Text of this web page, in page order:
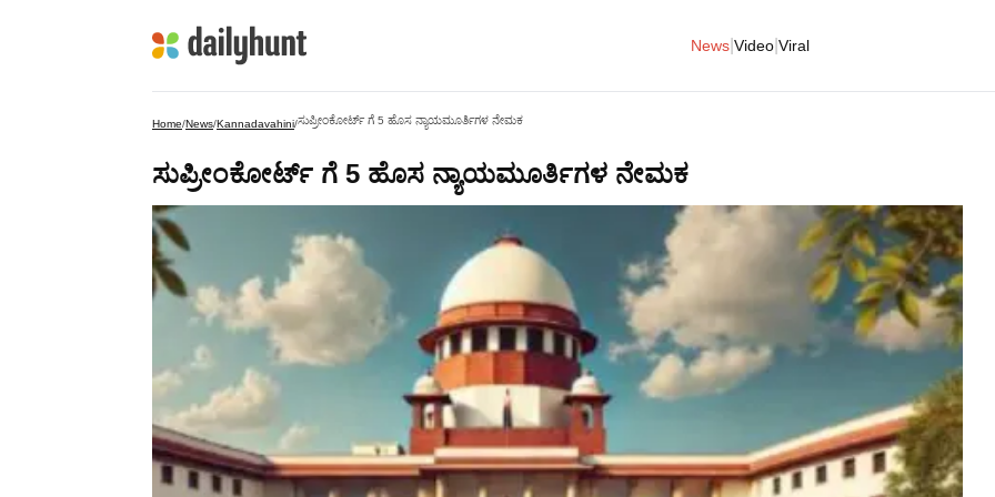
News Video Viral
Home/News/Kannadavahini/ಸುಪ್ರೀಂಕೋರ್ಟ್‌ ಗೆ 5 ಹೊಸ ನ್ಯಾಯಮೂರ್ತಿಗಳ ನೇಮಕ
ಸುಪ್ರೀಂಕೋರ್ಟ್‌ ಗೆ 5 ಹೊಸ ನ್ಯಾಯಮೂರ್ತಿಗಳ ನೇಮಕ